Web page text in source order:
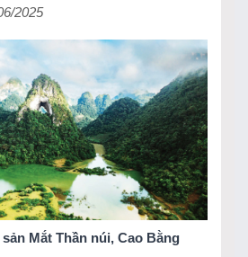
2025
Mắt Thần núi, Cao Bằng